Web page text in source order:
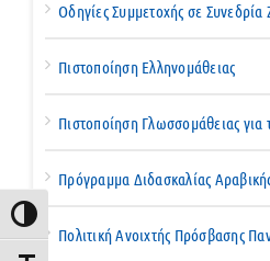
Εναλλαγή Υψηλής Αντίθεσης
Οδηγίες Συμμετοχής σε Συνεδρία
Πιστοποίηση Ελληνομάθειας
Πιστοποίηση Γλωσσομάθειας για
Πρόγραμμα Διδασκαλίας
Πολιτική Ανοιχτής Πρόσβασης